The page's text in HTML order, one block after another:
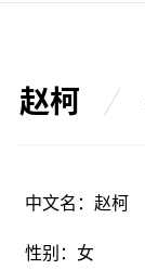
赵柯
中文名：赵柯
性别：女